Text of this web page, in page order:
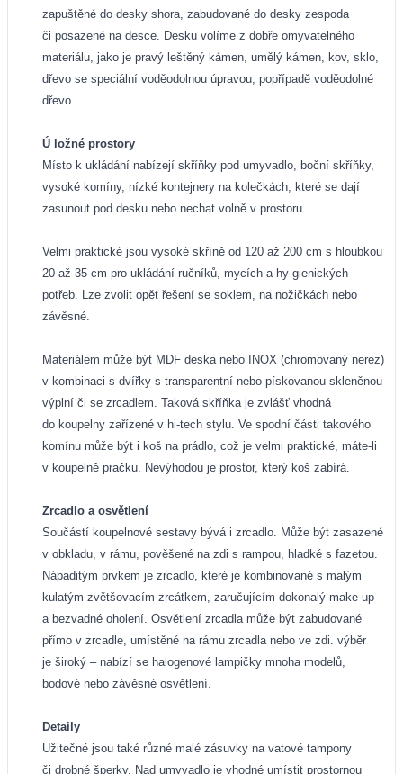
zapuštěné do desky shora, zabudované do desky zespoda
či posazené na desce. Desku volíme z dobře omyvatelného
materiálu, jako je pravý leštěný kámen, umělý kámen, kov, sklo,
dřevo se speciální voděodolnou úpravou, popřípadě voděodolné
dřevo.
Ú ložné prostory
Místo k ukládání nabízejí skříňky pod umyvadlo, boční skříňky,
vysoké komíny, nízké kontejnery na kolečkách, které se dají
zasunout pod desku nebo nechat volně v prostoru.
Velmi praktické jsou vysoké skříně od 120 až 200 cm s hloubkou
20 až 35 cm pro ukládání ručníků, mycích a hy-gienických
potřeb. Lze zvolit opět řešení se soklem, na nožičkách nebo
závěsné.
Materiálem může být MDF deska nebo INOX (chromovaný nerez)
v kombinaci s dvířky s transparentní nebo pískovanou skleněnou
výplní či se zrcadlem. Taková skříňka je zvlášť vhodná
do koupelny zařízené v hi-tech stylu. Ve spodní části takového
komínu může být i koš na prádlo, což je velmi praktické, máte-li
v koupelně pračku. Nevýhodou je prostor, který koš zabírá.
Zrcadlo a osvětlení
Součástí koupelnové sestavy bývá i zrcadlo. Může být zasazené
v obkladu, v rámu, pověšené na zdi s rampou, hladké s fazetou.
Nápaditým prvkem je zrcadlo, které je kombinované s malým
kulatým zvětšovacím zrcátkem, zaručujícím dokonalý make-up
a bezvadné oholení. Osvětlení zrcadla může být zabudované
přímo v zrcadle, umístěné na rámu zrcadla nebo ve zdi. výběr
je široký – nabízí se halogenové lampičky mnoha modelů,
bodové nebo závěsné osvětlení.
Detaily
Užitečné jsou také různé malé zásuvky na vatové tampony
či drobné šperky. Nad umyvadlo je vhodné umístit prostornou